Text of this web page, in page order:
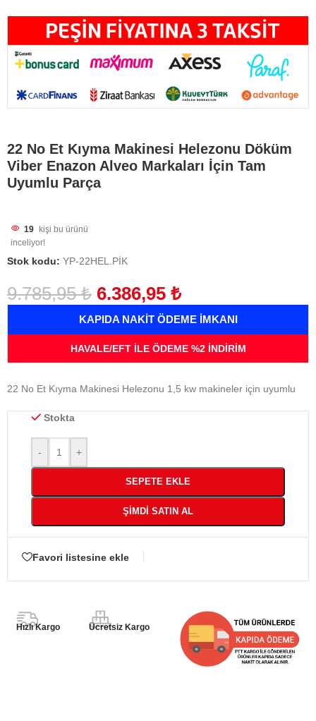
22 No Et Kıyma Makinesi Helezonu Döküm
Viber Enazon Alveo Markaları İçin Tam
Uyumlu Parça
19 kişi bu ürünü
inceliyor!
Stok kodu: YP-22HEL.PİK
9.785,95₺ 6.386,95 ₺
KAPIDA NAKİT ÖDEME İMKANI
HAVALE/EFT İLE ÖDEME %2 İNDİRİM
22 No Et Kıyma Makinesi Helezonu 1,5 kw makineler için uyumlu
Stokta
- +
SEPETE EKLE
ŞIMDI SATIN AL
Favori listesine ekle
Hızlı Kargo Ücretsiz Kargo